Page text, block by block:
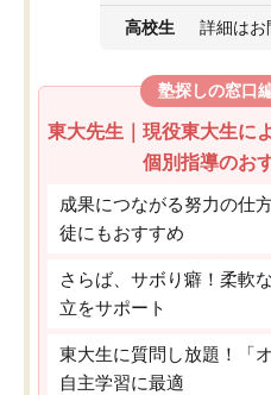
高校生 詳細はお
塾探しの窓口
東大先生｜現役東大生に
個別指導のお
成果につながる努力の仕
徒にもおすすめ
さらば、サボり癖！柔軟
立をサポート
東大生に質問し放題！「
自主学習に最適